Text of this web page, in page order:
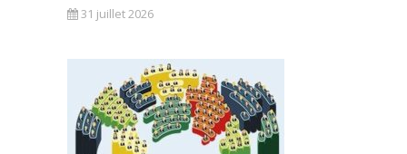
31 juillet 2026